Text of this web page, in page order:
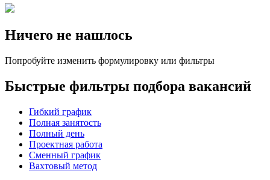
Ничего не нашлось
Попробуйте изменить формулировку или фильтры
Быстрые фильтры подбора вакансий
Гибкий график
Полная занятость
Полный день
Проектная работа
Сменный график
Вахтовый метод